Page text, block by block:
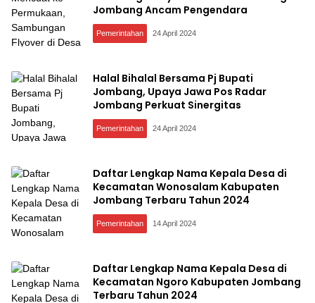
Jombang Ancam Pengendara
Pemerintahan 24 April 2024
Halal Bihalal Bersama Pj Bupati
Jombang, Upaya Jawa Pos Radar
Jombang Perkuat Sinergitas
Pemerintahan 24 April 2024
Daftar Lengkap Nama Kepala Desa di
Kecamatan Wonosalam Kabupaten
Jombang Terbaru Tahun 2024
Pemerintahan 14 April 2024
Daftar Lengkap Nama Kepala Desa di
Kecamatan Ngoro Kabupaten Jombang
Terbaru Tahun 2024